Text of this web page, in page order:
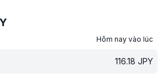
Hôm nay vào lúc
116.18 JPY